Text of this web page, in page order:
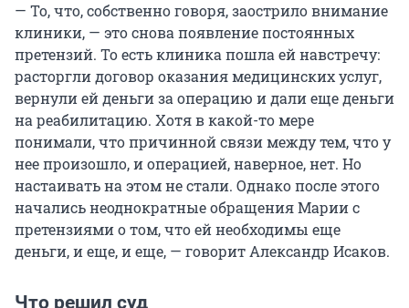
— То, что, собственно говоря, заострило внимание
клиники, — это снова появление постоянных
претензий. То есть клиника пошла ей навстречу:
расторгли договор оказания медицинских услуг,
вернули ей деньги за операцию и дали еще деньги
на реабилитацию. Хотя в какой-то мере
понимали, что причинной связи между тем, что у
нее произошло, и операцией, наверное, нет. Но
настаивать на этом не стали. Однако после этого
начались неоднократные обращения Марии с
претензиями о том, что ей необходимы еще
деньги, и еще, и еще, — говорит Александр Исаков.
Что решил суд